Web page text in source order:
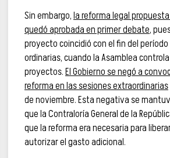
Sin embargo,la reforma legal
quedó aprobada en primer debate,
proyecto coincidió con el fin del
ordinarias, cuando la Asamblea
proyectos.El Gobierno se negó a
reforma en las sesiones extraordinarias
de noviembre. Esta negativa se
que la Contraloría General de la
que la reforma era necesaria para
autorizar el gasto adicional.